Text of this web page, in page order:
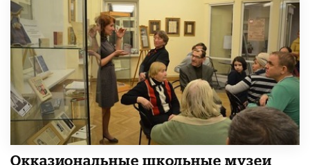
​Окказиональные школьные музеи